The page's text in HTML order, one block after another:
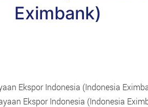
Eximbank)
Ekspor Indonesia (Indonesia
Ekspor Indonesia (Indonesia